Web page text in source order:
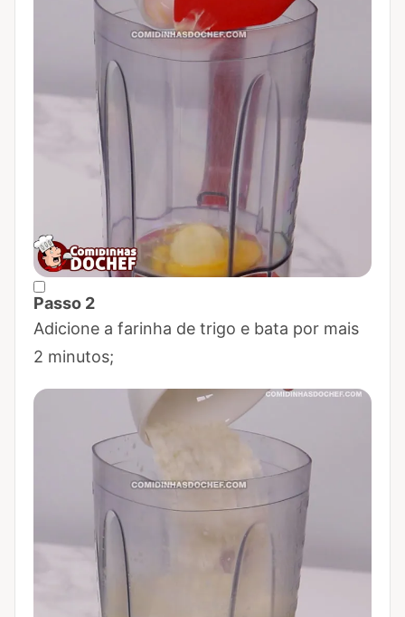
Passo 2
Marcar Passo 2 como concluído
Adicione a farinha de trigo e bata por mais
2 minutos;